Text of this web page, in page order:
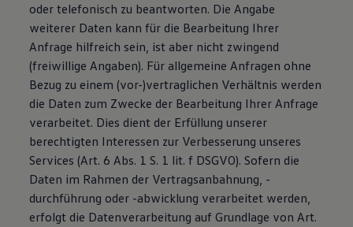
oder telefonisch zu beantworten. Die Angabe
weiterer Daten kann für die Bearbeitung Ihrer
Anfrage hilfreich sein, ist aber nicht zwingend
(freiwillige Angaben). Für allgemeine Anfragen ohne
Bezug zu einem (vor-)vertraglichen Verhältnis werden
die Daten zum Zwecke der Bearbeitung Ihrer Anfrage
verarbeitet. Dies dient der Erfüllung unserer
berechtigten Interessen zur Verbesserung unseres
Services (Art. 6 Abs. 1 S. 1 lit. f DSGVO). Sofern die
Daten im Rahmen der Vertragsanbahnung, -
durchführung oder -abwicklung verarbeitet werden,
erfolgt die Datenverarbeitung auf Grundlage von Art.